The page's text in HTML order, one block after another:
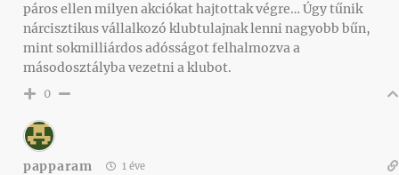
páros ellen milyen akciókat hajtottak végre… Úgy tűnik
nárcisztikus vállalkozó klubtulajnak lenni nagyobb bűn,
mint sokmilliárdos adósságot felhalmozva a
másodosztályba vezetni a klubot.
0
papparam 1 éve